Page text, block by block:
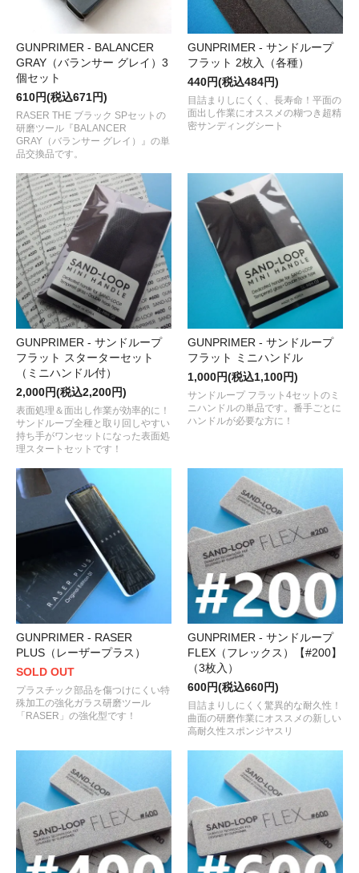
GUNPRIMER - BALANCER
GRAY（バランサー グレイ）3
個セット
610円(税込671円)
RASER THE ブラック SPセットの
研磨ツール『BALANCER
GRAY（バランサー グレイ）』の単
品交換品です。
GUNPRIMER - サンドループ
フラット 2枚入（各種）
440円(税込484円)
目詰まりしにくく、長寿命！平面の
面出し作業にオススメの糊つき超精
密サンディングシート
GUNPRIMER - サンドループ
フラット スターターセット
（ミニハンドル付）
2,000円(税込2,200円)
表面処理＆面出し作業が効率的に！
サンドループ全種と取り回しやすい
持ち手がワンセットになった表面処
理スタートセットです！
GUNPRIMER - サンドループ
フラット ミニハンドル
1,000円(税込1,100円)
サンドループ フラット4セットのミ
ニハンドルの単品です。番手ごとに
ハンドルが必要な方に！
GUNPRIMER - RASER
PLUS（レーザープラス）
SOLD OUT
プラスチック部品を傷つけにくい特
殊加工の強化ガラス研磨ツール
「RASER」の強化型です！
GUNPRIMER - サンドループ
FLEX（フレックス）【#200】
（3枚入）
600円(税込660円)
目詰まりしにくく驚異的な耐久性！
曲面の研磨作業にオススメの新しい
高耐久性スポンジヤスリ